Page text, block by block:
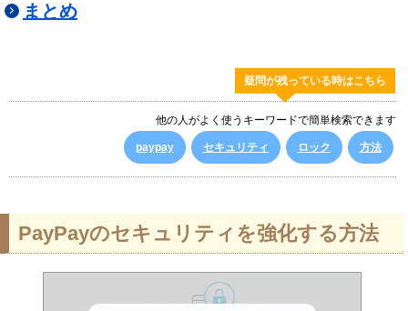
まとめ
疑問が残っている時はこちら
他の人がよく使うキーワードで簡単検索できます
paypay セキュリティ ロック 方法
PayPayのセキュリティを強化する方法